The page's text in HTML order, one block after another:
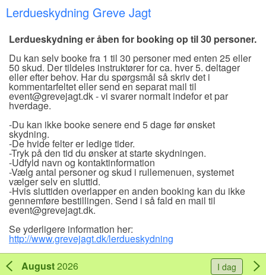
Lerdueskydning Greve Jagt
Lerdueskydning er åben for booking op til 30 personer.
Du kan selv booke fra 1 til 30 personer med enten 25 eller
50 skud. Der tildeles instruktører for ca. hver 5. deltager
eller efter behov. Har du spørgsmål så skriv det i
kommentarfeltet eller send en separat mail til
event@grevejagt.dk - vi svarer normalt indefor et par
hverdage.
-Du kan ikke booke senere end 5 dage før ønsket
skydning.
-De hvide felter er ledige tider.
-Tryk på den tid du ønsker at starte skydningen.
-Udfyld navn og kontaktinformation
-Vælg antal personer og skud i rullemenuen, systemet
vælger selv en sluttid.
-Hvis sluttiden overlapper en anden booking kan du ikke
gennemføre bestillingen. Send i så fald en mail til
event@grevejagt.dk.
Se yderligere information her:
http://www.grevejagt.dk/lerdueskydning
August2026 I dag